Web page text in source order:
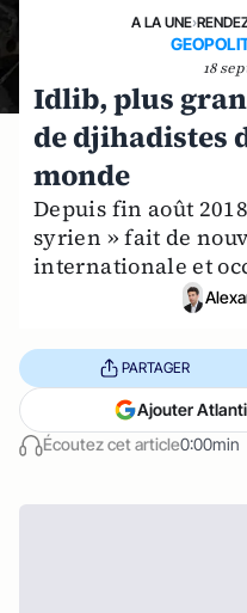
A LA UNE›
18
Idlib, plus
de djihadistes
monde
Depuis fin août
syrien » fait de
internationale et
Écoutez cet article0:00min
PARTAGER
Ajouter